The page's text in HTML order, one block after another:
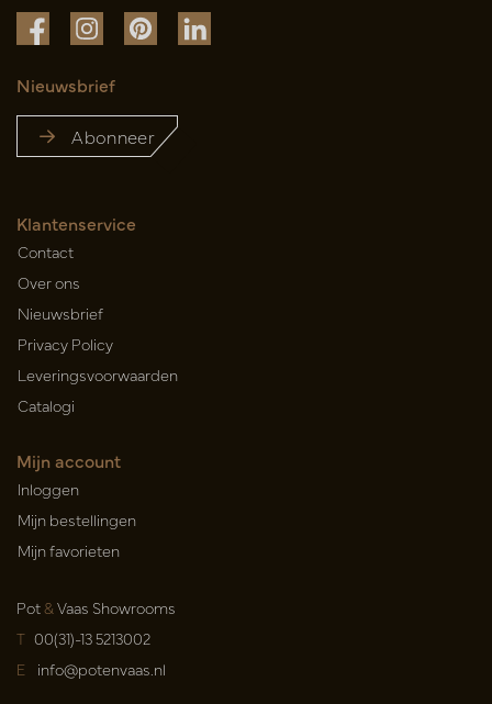
Nieuwsbrief
Abonneer
Klantenservice
Contact
Over ons
Nieuwsbrief
Privacy Policy
Leveringsvoorwaarden
Catalogi
Mijn account
Inloggen
Mijn bestellingen
Mijn favorieten
Pot&Vaas Showrooms
T 00(31)-13 5213002
E info@potenvaas.nl